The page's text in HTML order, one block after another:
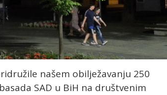
našem obilježavanju 250
SAD u BiH na društvenim